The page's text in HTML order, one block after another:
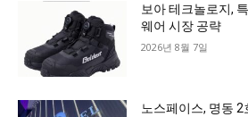
보아 테크놀로지,
웨어 시장 공략
2026년 8월 7일
노스페이스, 명동